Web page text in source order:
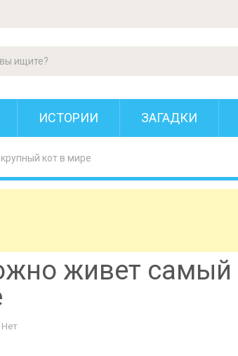
ИСТОРИИ ЗАГАДКИ
кот в мире
живет самый